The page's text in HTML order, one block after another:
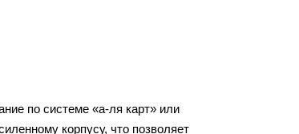
по системе «а-ля карт» или
корпусу, что позволяет